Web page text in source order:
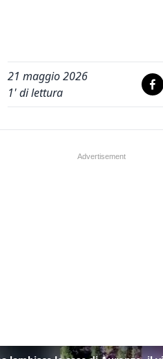
21 maggio 2026
1' di lettura